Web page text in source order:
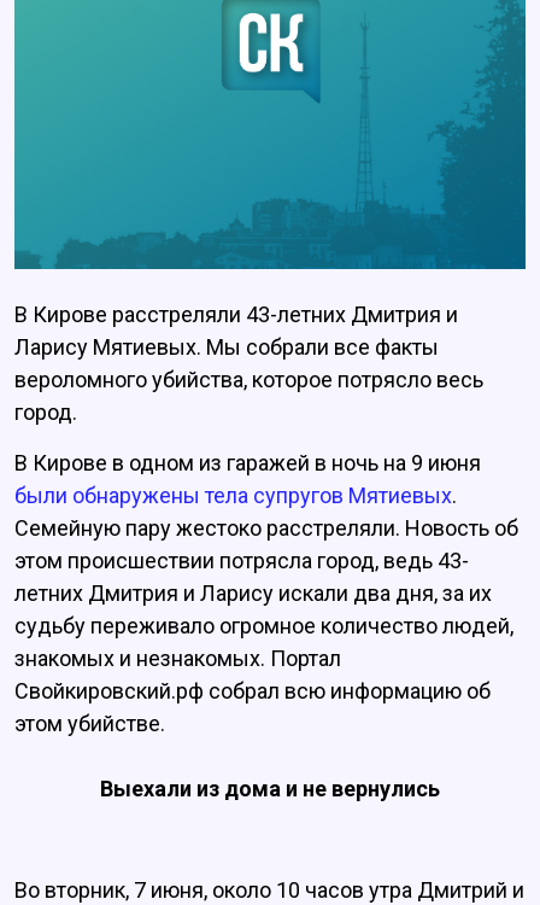
В Кирове расстреляли 43-летних Дмитрия и
Ларису Мятиевых. Мы собрали все факты
вероломного убийства, которое потрясло весь
город.
В Кирове в одном из гаражей в ночь на 9 июня
были обнаружены тела супругов Мятиевых.
Семейную пару жестоко расстреляли. Новость об
этом происшествии потрясла город, ведь 43-
летних Дмитрия и Ларису искали два дня, за их
судьбу переживало огромное количество людей,
знакомых и незнакомых. Портал
Свойкировский.рф собрал всю информацию об
этом убийстве.
Выехали из дома и не вернулись
Во вторник, 7 июня, около 10 часов утра Дмитрий и